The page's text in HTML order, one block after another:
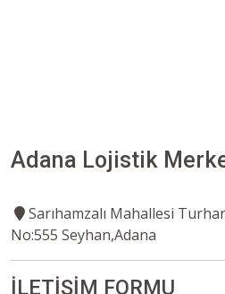
Adana Lojistik
Sarıhamzalı Mahallesi
No:555 Seyhan,Adana
İLETİŞİM FORMU